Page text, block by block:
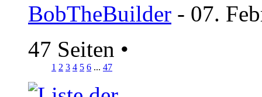
BobTheBuilder - 07.
47 Seiten •
1 2 3 4 5 6 ... 47